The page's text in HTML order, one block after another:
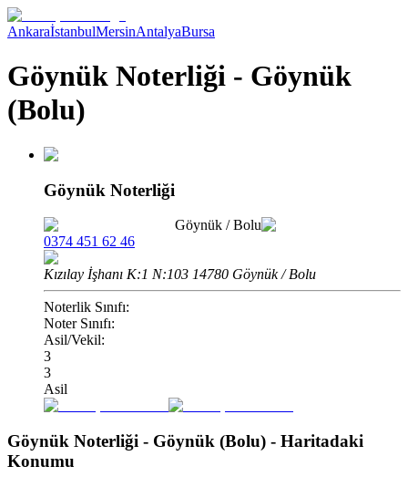
AnkaraİstanbulMersinAntalyaBursa
Göynük Noterliği - Göynük
(Bolu)
Göynük Noterliği
Göynük /Bolu
0374 451 62 46
Kızılay İşhanı K:1 N:103 14780 Göynük / Bolu
Noterlik Sınıfı:
Noter Sınıfı:
Asil/Vekil:
3
3
Asil
Göynük Noterliği - Göynük (Bolu) - Haritadaki
Konumu